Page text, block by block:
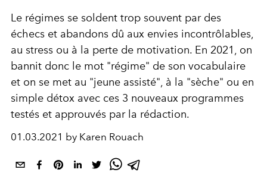
Le régimes se soldent trop souvent par des
échecs et abandons dû aux envies incontrôlables,
au stress ou à la perte de motivation. En 2021, on
bannit donc le mot "régime" de son vocabulaire
et on se met au "jeune assisté", à la "sèche" ou en
simple détox avec ces 3 nouveaux programmes
testés et approuvés par la rédaction.
01.03.2021 by Karen Rouach